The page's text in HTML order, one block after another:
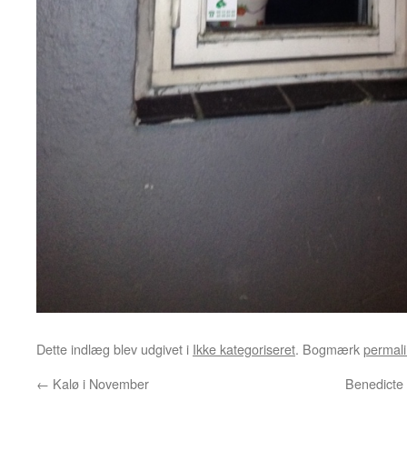
Dette indlæg blev udgivet i Ikke kategoriseret. Bogmærk
← Kalø i November